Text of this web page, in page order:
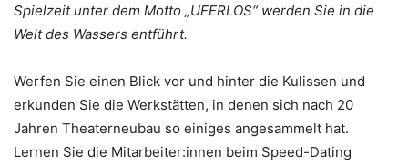
Spielzeit unter dem Motto „UFERLOS“ werden Sie in die
Welt des Wassers entführt.
Werfen Sie einen Blick vor und hinter die Kulissen und
erkunden Sie die Werkstätten, in denen sich nach 20
Jahren Theaterneubau so einiges angesammelt hat.
Lernen Sie die Mitarbeiter:innen beim Speed-Dating